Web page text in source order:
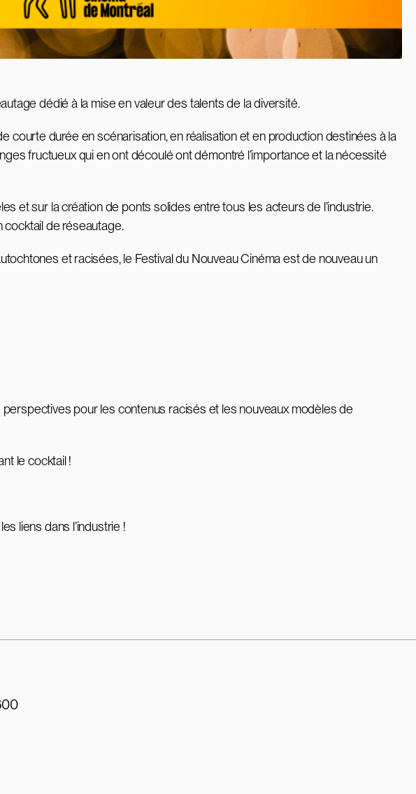
dédié à la mise en valeur des talents de la diversité.
courte durée en scénarisation, en réalisation et en production destinées à la
fructueux qui en ont découlé ont démontré l’importance et la nécessité
et sur la création de ponts solides entre tous les acteurs de l’industrie.
cocktail de réseautage.
et racisées, le Festival du Nouveau Cinéma est de nouveau un
pour les contenus racisés et les nouveaux modèles de
le cocktail !
liens dans l’industrie !